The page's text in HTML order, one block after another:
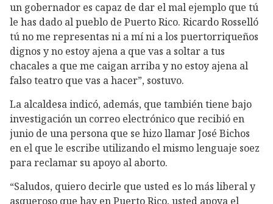
un gobernador es capaz de dar el mal ejemplo que tú
le has dado al pueblo de Puerto Rico. Ricardo Rosselló
tú no me representas ni a mí ni a los puertorriqueños
dignos y no estoy ajena a que vas a soltar a tus
chacales a que me caigan arriba y no estoy ajena al
falso teatro que vas a hacer”, sostuvo.
La alcaldesa indicó, además, que también tiene bajo
investigación un correo electrónico que recibió en
junio de una persona que se hizo llamar José Bichos
en el que le escribe utilizando el mismo lenguaje soez
para reclamar su apoyo al aborto.
“Saludos, quiero decirle que usted es lo más liberal y
asqueroso que hay en Puerto Rico, usted apoya el